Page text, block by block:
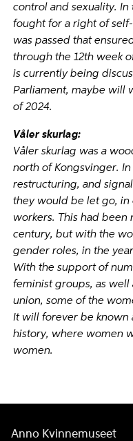
control and sexuality.
fought for a right of
was passed that
through the 12th week
is currently being
Parliament, maybe will
of 2024.
Vålerskurlag:
Våler skurlag was a
north of Kongsvinger. In
restructuring, and
they would be let go, in
workers. This had
century, but with the
gender roles, in the
With the support of
feminist groups, as well
union, some of the
It will forever be known
history, where women
women.
Anno Kvinnemuseet